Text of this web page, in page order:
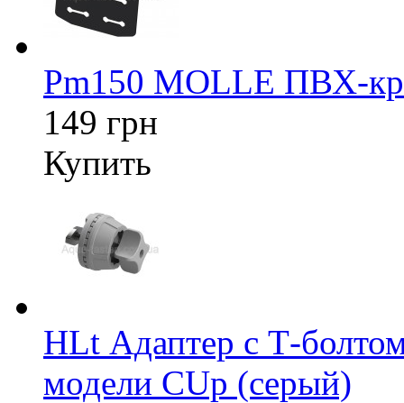
Pm150 MOLLE ПВХ-
149 грн
Купить
HLt Адаптер c Т-
модели CUp (серый)